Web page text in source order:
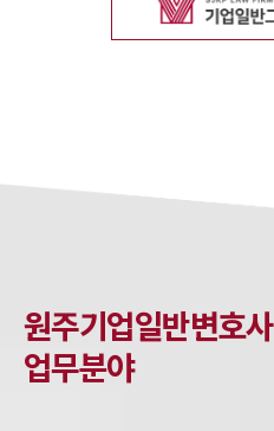
원주기업일반변호사
업무분야